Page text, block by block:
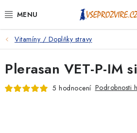
na
PSI
KOČKY
KONĚ
Vitamíny / Doplňky stravy
Plerasan VET-P-IM
5 hodnocení Podrobnosti